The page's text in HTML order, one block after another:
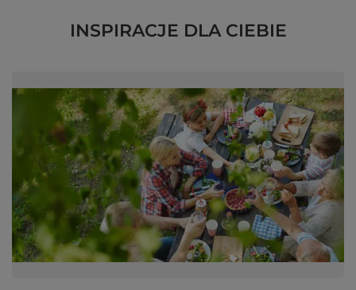
INSPIRACJE DLA CIEBIE